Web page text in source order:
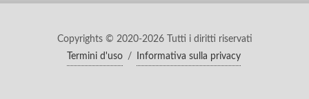
Copyrights © 2020-2026 Tutti i diritti riservati
Termini d'uso
/ Informativa sulla privacy